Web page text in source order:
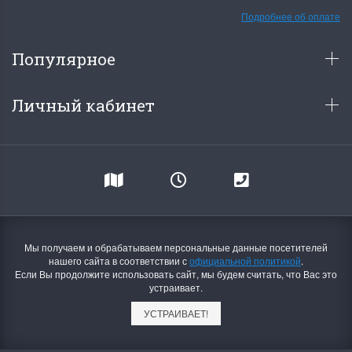
Подробнее об оплате
Популярное
Личный кабинет
Мы получаем и обрабатываем персональные данные посетителей
нашего сайта в соответствии софициальной политикой.
Если Вы продолжите использовать сайт, мы будем считать, что Вас это
устраивает.
УСТРАИВАЕТ!